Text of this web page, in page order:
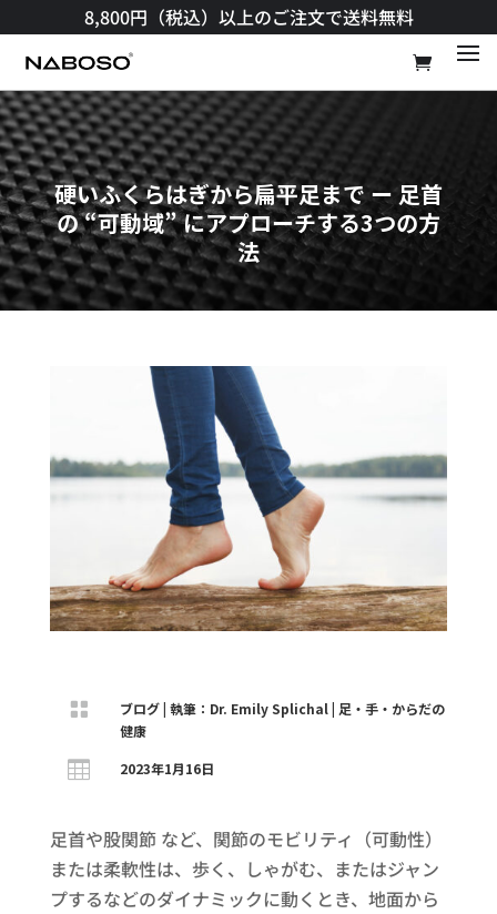
8,800円（税込）以上のご注文で送料無料​
硬いふくらはぎから扁平足まで ー 足首
の “可動域” にアプローチする3つの方
法
 ブログ| 執筆：Dr. Emily Splichal| 足・手・からだの
健康
 2023年1月16日
足首や股関節 など、関節のモビリティ（可動性）
または柔軟性は、歩く、しゃがむ、またはジャン
プするなどのダイナミックに動くとき、地面から